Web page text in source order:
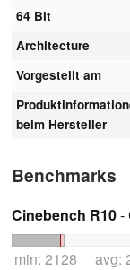
64 Bit
Architecture
Vorgestellt am
beim Hersteller
Benchmarks
Cinebench R10-
min: 2128 avg: